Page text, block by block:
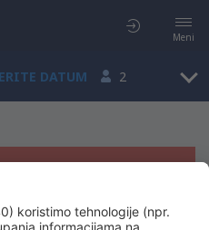
Meni
DATUM 2
da prikažemo